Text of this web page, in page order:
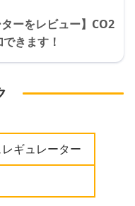
ーをレビュー】CO2
きます！
ギュレーター